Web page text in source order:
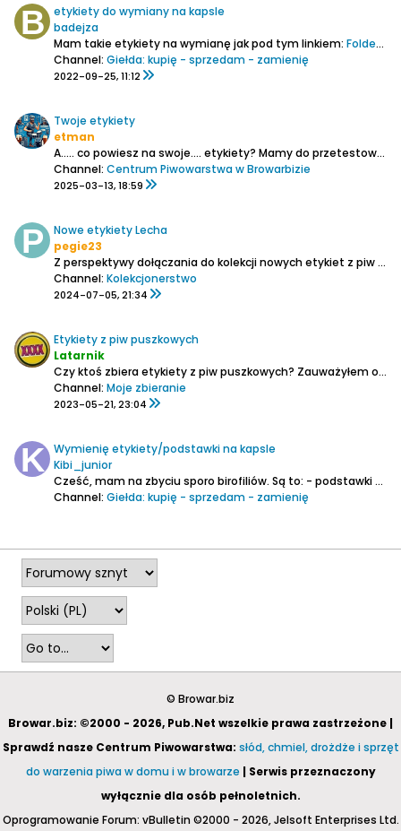
etykiety do wymiany na kapsle
badejza
Mam takie etykiety na wymianę jak pod tym linkiem: Folder bez nazwy – Dysk Google
Channel: Giełda: kupię - sprzedam - zamienię
2022-09-25, 11:12
Twoje etykiety
etman
A..... co powiesz na swoje.... etykiety? Mamy do przetestowania parę spraw przed wprowadzeniem do sklepu i potrzebujemy na wstępie kilku-kilkunastu ochotników, którzy nam pomogą i w efekcie otrzymają gratis za darmoszkie po pakieciku powiedzmy 20 szt. etykiet - dołożonych do zamówienia....
Channel: Centrum Piwowarstwa w Browarbizie
2025-03-13, 18:59
Nowe etykiety Lecha
pegie23
Z perspektywy dołączania do kolekcji nowych etykiet z piw Lech, jak je traktujecie? Na butelkach są teraz jakby dwie etykiety, jedna z napisem Lech, a druga z dużym L. Traktujecie je jako dwie etykiety i liczycie +2 do kolekcji? Czy jedną z nich traktujecie jako kontrę? Jeśli tak to którą?
Channel: Kolekcjonerstwo
2024-07-05, 21:34
Etykiety z piw puszkowych
Latarnik
Czy ktoś zbiera etykiety z piw puszkowych? Zauważyłem ostatnio, ze wiele miejscowych piw ma etykiety, które dość łatwo się odklejają.
Channel: Moje zbieranie
2023-05-21, 23:04
Wymienię etykiety/podstawki na kapsle
Kibi_junior
Cześć,mam na zbyciu sporo birofiliów. Są to: - podstawki polskie oraz zagraniczne
Channel: Giełda: kupię - sprzedam - zamienię
© Browar.biz
Browar.biz: ©2000 - 2026, Pub.Net wszelkie prawa zastrzeżone |
Sprawdź nasze Centrum Piwowarstwa: słód, chmiel, drożdże i sprzęt
do warzenia piwa w domu i w browarze | Serwis przeznaczony
wyłącznie dla osób pełnoletnich.
Oprogramowanie Forum: vBulletin ©2000 - 2026, Jelsoft Enterprises Ltd.